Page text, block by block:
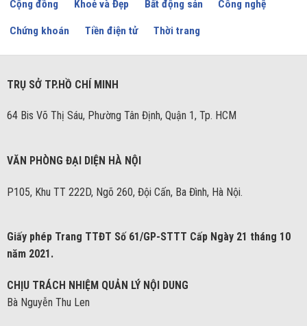
Cộng đồng Khoẻ và Đẹp Bất động sản Công nghệ
Chứng khoán Tiền điện tử Thời trang
TRỤ SỞ TP.HỒ CHÍ MINH
64 Bis Võ Thị Sáu, Phường Tân Định, Quận 1, Tp. HCM
VĂN PHÒNG ĐẠI DIỆN HÀ NỘI
P105, Khu TT 222D, Ngõ 260, Đội Cấn, Ba Đình, Hà Nội.
Giấy phép Trang TTĐT Số 61/GP-STTT Cấp Ngày 21 tháng 10
năm 2021.
CHỊU TRÁCH NHIỆM QUẢN LÝ NỘI DUNG
Bà Nguyễn Thu Len